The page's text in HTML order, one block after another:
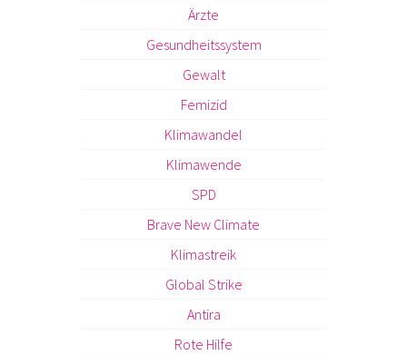
Ärzte
Gesundheitssystem
Gewalt
Femizid
Klimawandel
Klimawende
SPD
Brave New Climate
Klimastreik
Global Strike
Antira
Rote Hilfe